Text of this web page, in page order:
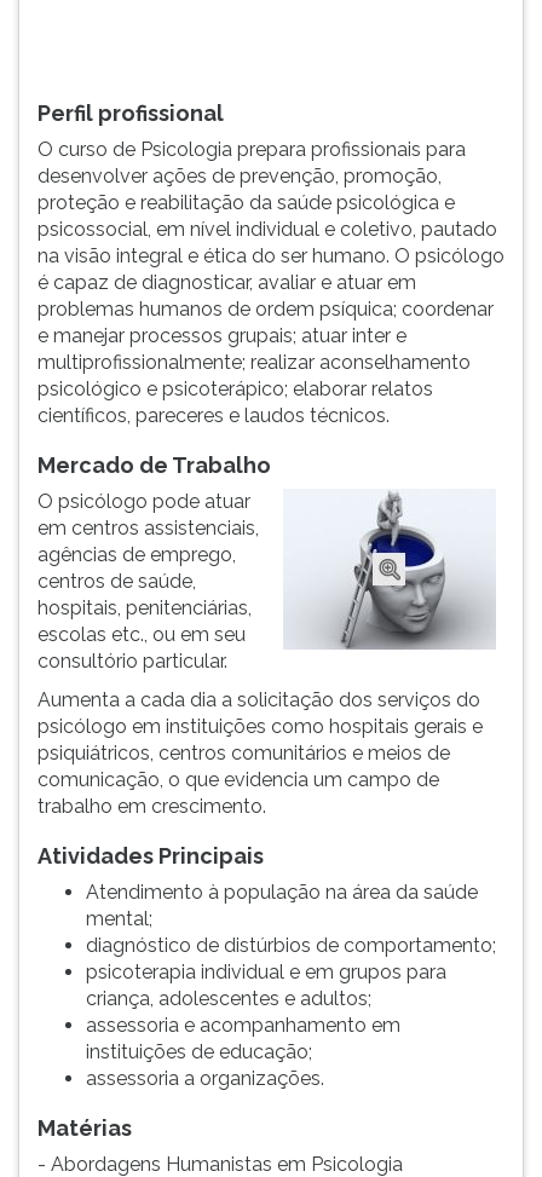
pausar
leitura
pressione
(primeira
tecla
esquerda
continuar
pressione
(primeira
tecla
direita
Para
menu
principal
pressione
Pressione
essa
instrução
Perfil profissional
O curso de Psicologia prepara profissionais para
desenvolver ações de prevenção, promoção,
proteção e reabilitação da saúde psicológica e
psicossocial, em nível individual e coletivo, pautado
na visão integral e ética do ser humano. O psicólogo
é capaz de diagnosticar, avaliar e atuar em
problemas humanos de ordem psíquica; coordenar
e manejar processos grupais; atuar inter e
multiprofissionalmente; realizar aconselhamento
psicológico e psicoterápico; elaborar relatos
científicos, pareceres e laudos técnicos.
Mercado de Trabalho
O psicólogo pode atuar
em centros assistenciais,
agências de emprego,
centros de saúde,
hospitais, penitenciárias,
escolas etc., ou em seu
consultório particular.
Aumenta a cada dia a solicitação dos serviços do
psicólogo em instituições como hospitais gerais e
psiquiátricos, centros comunitários e meios de
comunicação, o que evidencia um campo de
trabalho em crescimento.
Atividades Principais
Atendimento à população na área da saúde
mental;
diagnóstico de distúrbios de comportamento;
psicoterapia individual e em grupos para
criança, adolescentes e adultos;
assessoria e acompanhamento em
instituições de educação;
assessoria a organizações.
Matérias
- Abordagens Humanistas em Psicologia